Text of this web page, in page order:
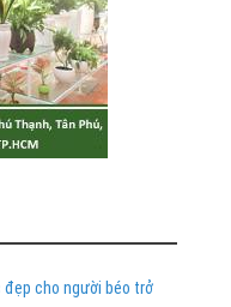
cho người béo trở